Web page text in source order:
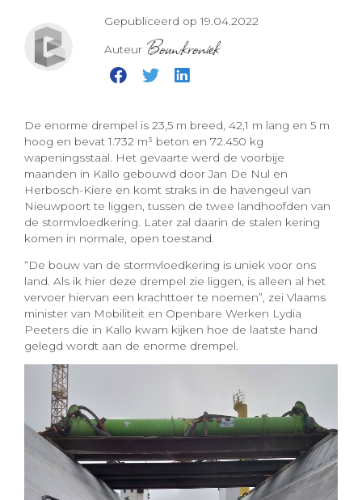
Gepubliceerd op 19.04.2022
Auteur Bouwkroniek
De enorme drempel is 23,5 m breed, 42,1 m lang en 5 m
hoog en bevat 1.732 m³ beton en 72.450 kg
wapeningsstaal. Het gevaarte werd de voorbije
maanden in Kallo gebouwd door Jan De Nul en
Herbosch-Kiere en komt straks in de havengeul van
Nieuwpoort te liggen, tussen de twee landhoofden van
de stormvloedkering. Later zal daarin de stalen kering
komen in normale, open toestand.
“De bouw van de stormvloedkering is uniek voor ons
land. Als ik hier deze drempel zie liggen, is alleen al het
vervoer hiervan een krachttoer te noemen”, zei Vlaams
minister van Mobiliteit en Openbare Werken Lydia
Peeters die in Kallo kwam kijken hoe de laatste hand
gelegd wordt aan de enorme drempel.